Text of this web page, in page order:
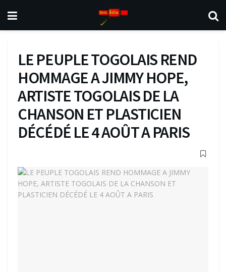
LE PEUPLE TOGOLAIS REND
HOMMAGE A JIMMY HOPE,
ARTISTE TOGOLAIS DE LA
CHANSON ET PLASTICIEN
DÉCÉDÉ LE 4 AOÛT A PARIS